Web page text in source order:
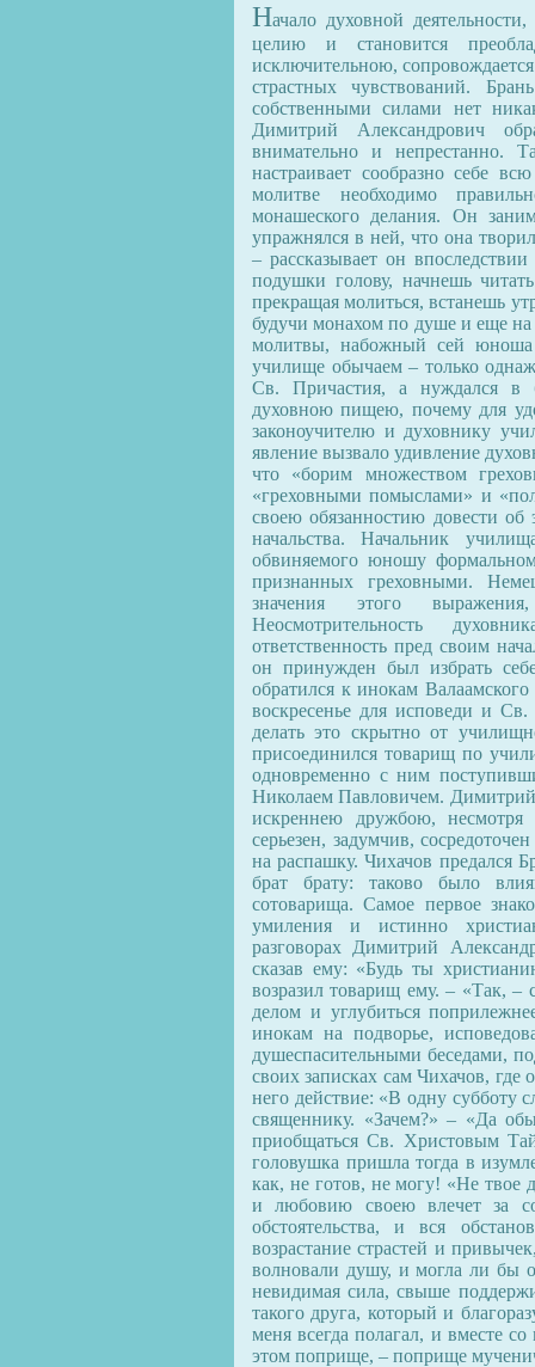
Начало духовной
целию и становится
исключительною,
страстных чувствований.
собственными силами нет
Димитрий Александрович
внимательно и непрестанно.
настраивает сообразно себе
молитве необходимо
монашеского делания. Он
упражнялся в ней, что она
– рассказывает он
подушки голову, начнешь
прекращая молиться, встанешь
будучи монахом по душе и еще на
молитвы, набожный сей юноша
училище обычаем – только
Св. Причастия, а нуждался в
духовною пищею, почему для
законоучителю и духовнику
явление вызвало удивление
что «борим множеством
«греховными помыслами» и
своею обязанностию довести об
начальства. Начальник
обвиняемого юношу
признанных греховными.
значения этого
Неосмотрительность
ответственность пред своим
он принужден был избрать
обратился к инокам
воскресенье для исповеди и
делать это скрытно от
присоединился товарищ по
одновременно с ним
Николаем Павловичем.
искреннею дружбою,
серьезен, задумчив,
на распашку. Чихачов предался
брат брату: таково было
сотоварища. Самое первое
умиления и истинно
разговорах Димитрий
сказав ему: «Будь ты
возразил товарищ ему. – «Так, –
делом и углубиться
инокам на подворье,
душеспасительными беседами,
своих записках сам Чихачов, где
него действие: «В одну субботу
священнику. «Зачем?» – «Да
приобщаться Св. Христовым
головушка пришла тогда в
как, не готов, не могу! «Не твое
и любовию своею влечет за
обстоятельства, и вся
возрастание страстей и
волновали душу, и могла ли бы
невидимая сила, свыше
такого друга, который и
меня всегда полагал, и вместе
этом поприще, – поприще